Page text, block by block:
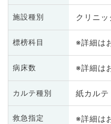
施設種別 クリニ
標榜科目 ※詳細は
病床数 ※詳細は
カルテ種別 紙カルテ
救急指定 ※詳細は